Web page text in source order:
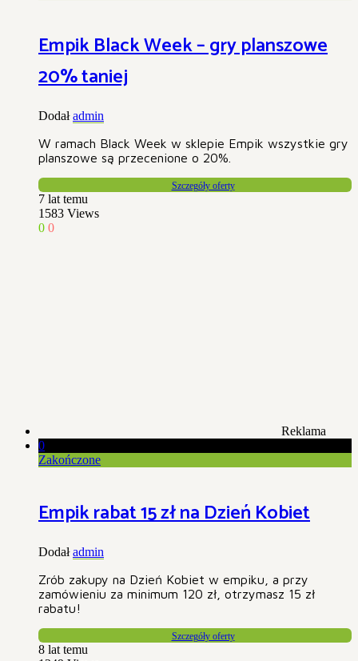
Empik Black Week – gry planszowe
20% taniej
Dodaładmin
W ramach Black Week w sklepie Empik wszystkie gry
planszowe są przecenione o 20%.
Szczegóły oferty
7 lat temu
1583 Views
0 0
Reklama
0
Zakończone
Empik rabat 15 zł na Dzień Kobiet
Dodaładmin
Zrób zakupy na Dzień Kobiet w empiku, a przy
zamówieniu za minimum 120 zł, otrzymasz 15 zł
rabatu!
Szczegóły oferty
8 lat temu